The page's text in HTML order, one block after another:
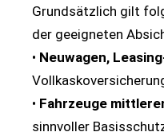
Grundsätzlich gilt
der geeigneten
• Neuwagen,
• Fahrzeuge
sinnvoller